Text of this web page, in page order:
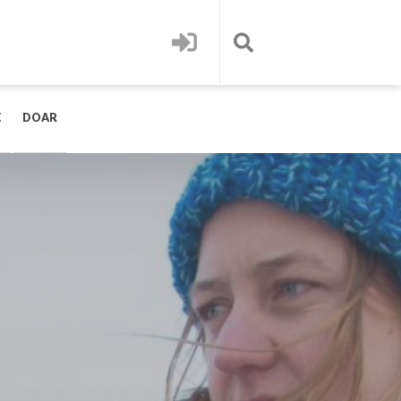
DOAR